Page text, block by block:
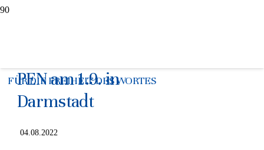
FÜR DIE FREIHEIT DES WORTES
PEN am 1.9. in
Darmstadt
04.08.2022